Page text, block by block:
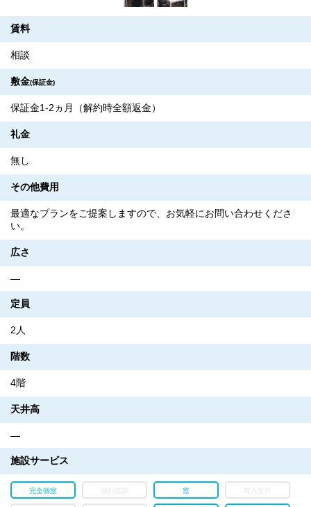
賃料
相談
敷金(保証金)
保証金1-2ヵ月（解約時全額返金）
礼金
無し
その他費用
最適なプランをご提案しますので、お気軽にお問い合わせくださ
い。
広さ
―
定員
2人
階数
4階
天井高
―
施設サービス
完全個室 個別空調 窓